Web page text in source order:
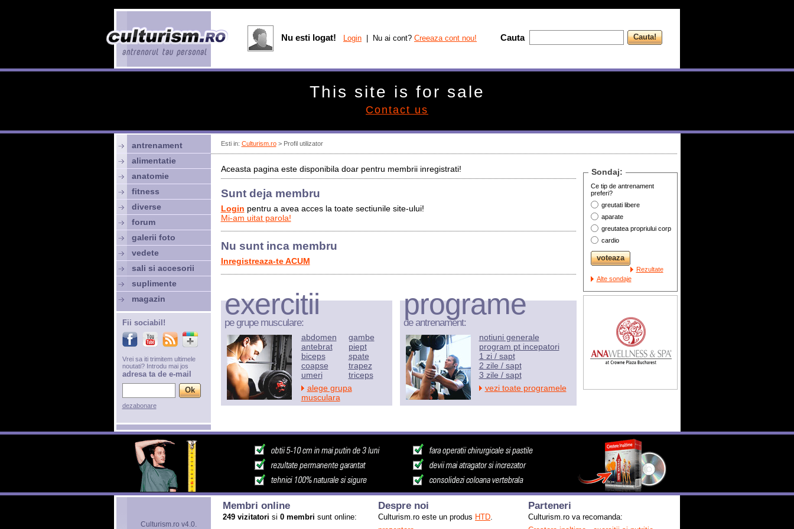
Esti in: Culturism.ro> Profil utilizator
Aceasta pagina este disponibila doar pentru membrii inregistrati!
Sunt deja membru
Login pentru a avea acces la toate sectiunile site-ului!
Mi-am uitat parola!
Nu sunt inca membru
Inregistreaza-te ACUM
Sondaj:
Ce tip de antrenament
preferi?
greutati libere
aparate
greutatea propriului corp
cardio
Rezultate
Alte sondaje
exercitii
pe grupe musculare:
abdomen
antebrat
biceps
coapse
umeri
gambe
piept
spate
trapez
triceps
alege grupa
musculara
programe
de antrenament:
notiuni generale
program pt incepatori
1 zi / sapt
2 zile / sapt
3 zile / sapt
vezi toate programele
antrenament
alimentatie
anatomie
fitness
diverse
forum
galerii foto
vedete
sali si accesorii
suplimente
magazin
Fii sociabil!
Vrei sa iti trimitem ultimele
noutati? Introdu mai jos
adresa ta de e-mail
dezabonare
Culturism.ro v4.0.
Membri online
249 vizitatori si 0 membri sunt online:
Despre noi
Culturism.ro este un produs HTD.
Parteneri
Culturism.ro va recomanda:
Nu esti logat! Login | Nu ai cont? Creeaza cont nou! Cauta
This site is for sale
Contact us